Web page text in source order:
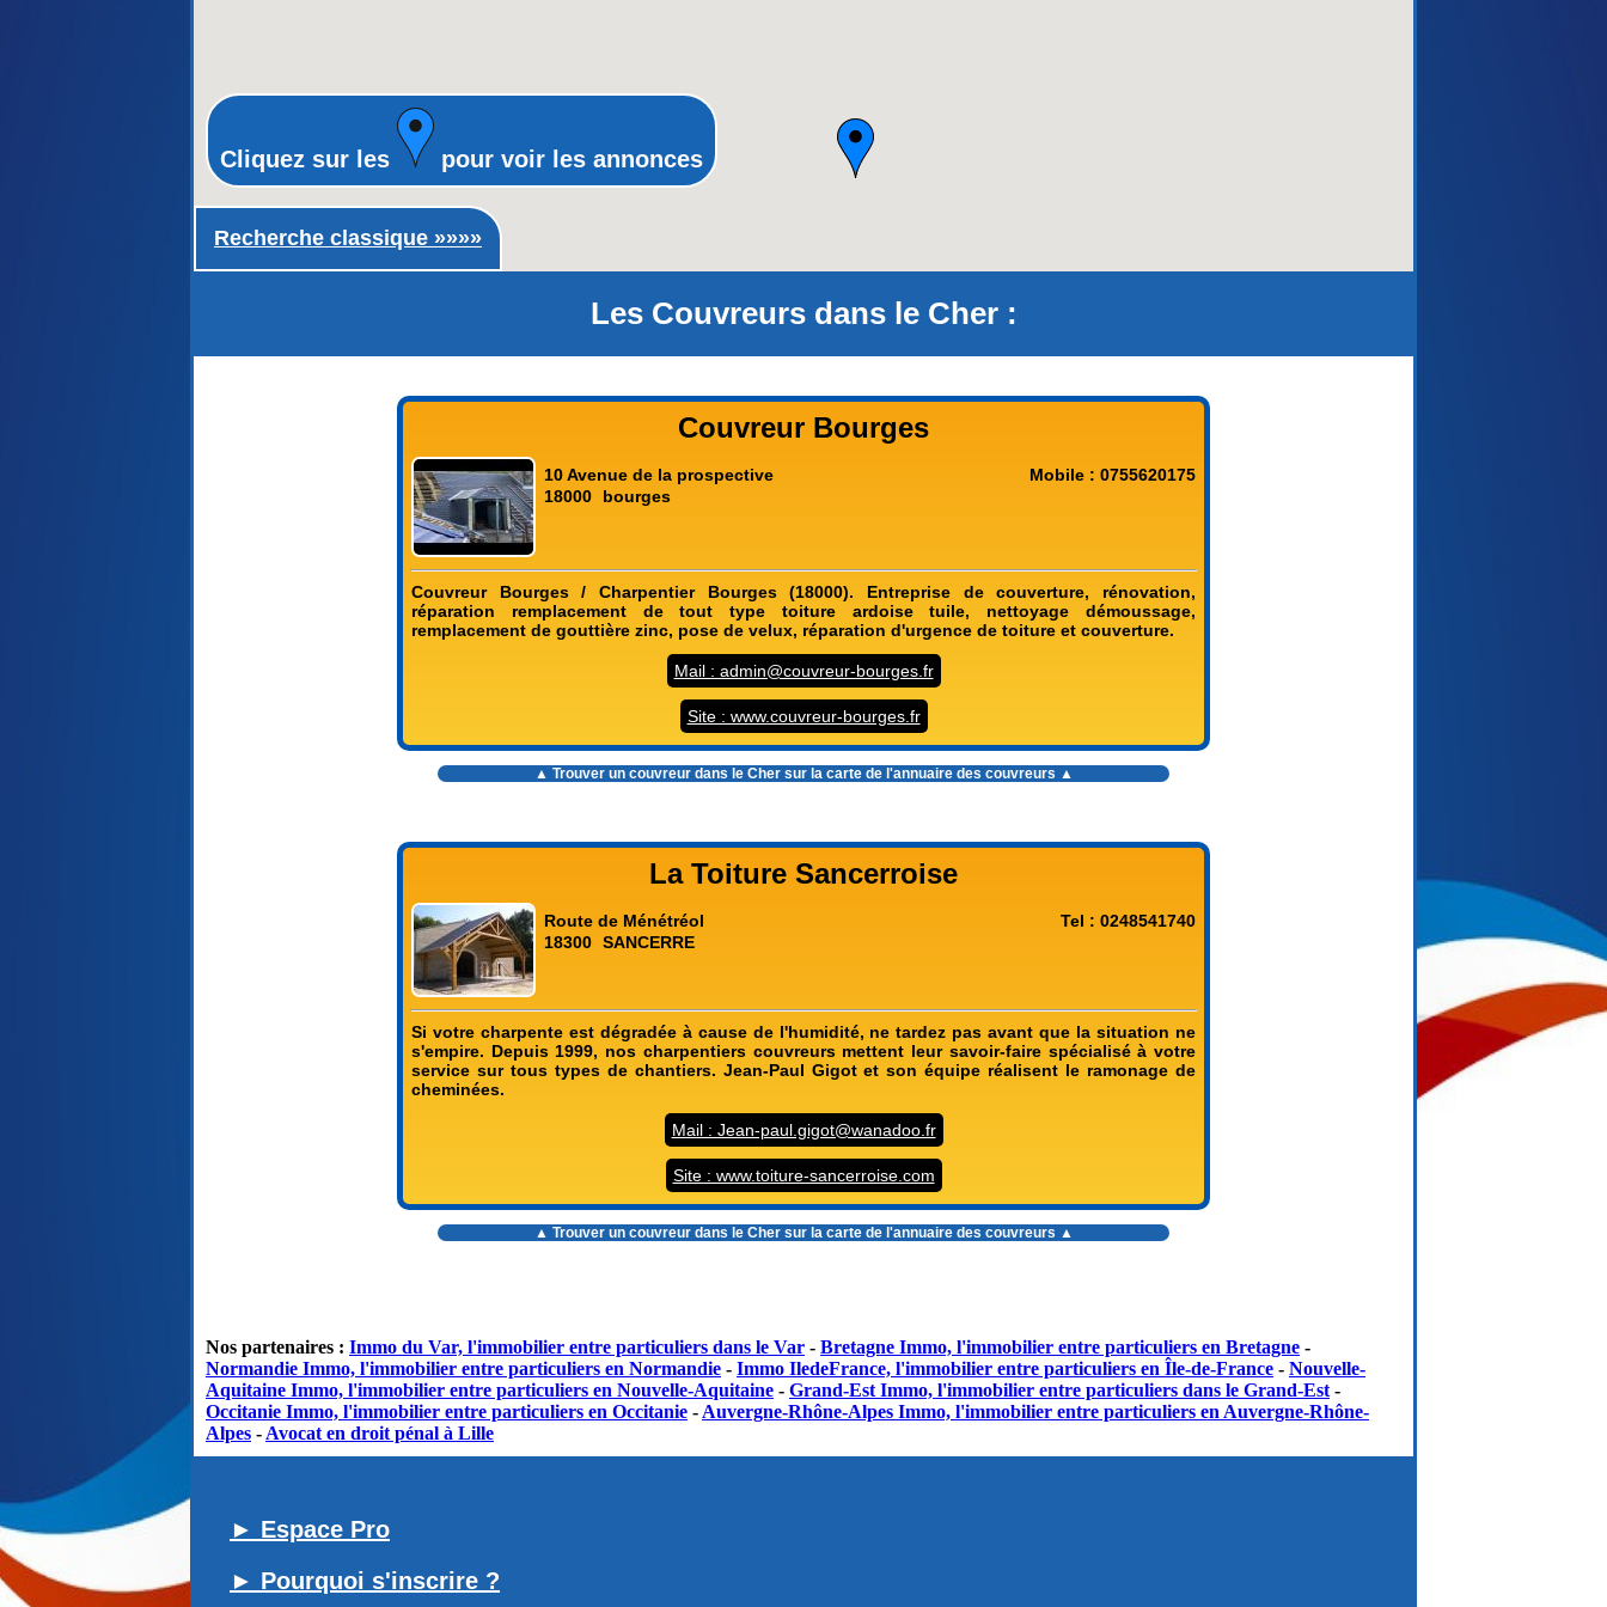
Recherche classique ►
Recherche classique »»»»
Cliquez sur les pour voir les annonces
Les Couvreurs dans le Cher :
Couvreur Bourges
10 Avenue de la prospective
18000
bourges
Mobile : 0755620175
Couvreur Bourges / Charpentier Bourges (18000). Entreprise de couverture, rénovation,
réparation remplacement de tout type toiture ardoise tuile, nettoyage démoussage,
remplacement de gouttière zinc, pose de velux, réparation d'urgence de toiture et couverture.
Mail : admin@couvreur-bourges.fr
Site : www.couvreur-bourges.fr
▲ Trouver un couvreur dans le Chersur la carte de l'annuaire des couvreurs ▲
La Toiture Sancerroise
Route de Ménétréol
18300 SANCERRE
Tel : 0248541740
Si votre charpente est dégradée à cause de l'humidité, ne tardez pas avant que la situation ne
s'empire. Depuis 1999, nos charpentiers couvreurs mettent leur savoir-faire spécialisé à votre
service sur tous types de chantiers. Jean-Paul Gigot et son équipe réalisent le ramonage de
cheminées.
Mail : Jean-paul.gigot@wanadoo.fr
Site : www.toiture-sancerroise.com
▲ Trouver un couvreur dans le Chersur la carte de l'annuaire des couvreurs ▲
Nos partenaires : Immo du Var, l'immobilier entre particuliers dans le Var - Bretagne Immo, l'immobilier entre particuliers en Bretagne -
Normandie Immo, l'immobilier entre particuliers en Normandie - Immo IledeFrance, l'immobilier entre particuliers en Île-de-France - Nouvelle-
Aquitaine Immo, l'immobilier entre particuliers en Nouvelle-Aquitaine - Grand-Est Immo, l'immobilier entre particuliers dans le Grand-Est -
Occitanie Immo, l'immobilier entre particuliers en Occitanie - Auvergne-Rhône-Alpes Immo, l'immobilier entre particuliers en Auvergne-Rhône-
Alpes - Avocat en droit pénal à Lille
► Espace Pro
► Pourquoi s'inscrire ?